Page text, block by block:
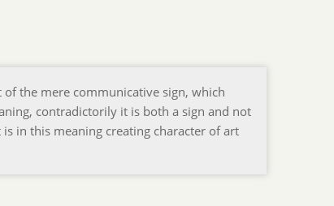
the mere communicative sign, which
contradictorily it is both a sign and not
in this meaning creating character of art